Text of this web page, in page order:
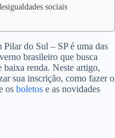
sociais
do Sul – SP é uma das
brasileiro que busca
renda. Neste artigo,
sua inscrição, como fazer o
os boletos e as novidades